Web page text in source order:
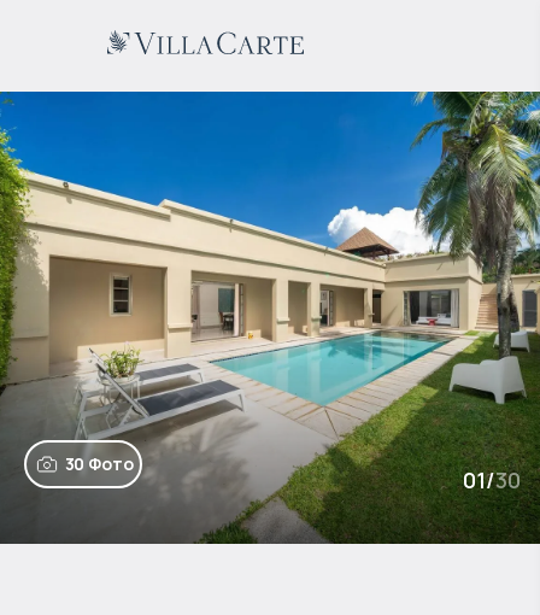
30 Фото
01/30